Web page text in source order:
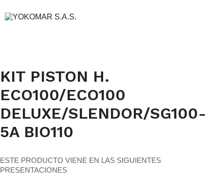
KIT PISTON H.
ECO100/ECO100
DELUXE/SLENDOR/SG100-
5A BIO110
ESTE PRODUCTO VIENE EN LAS SIGUIENTES
PRESENTACIONES